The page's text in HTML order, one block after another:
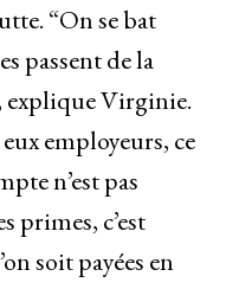
“On se bat
passent de la
explique Virginie.
employeurs, ce
n’est pas
primes, c’est
soit payées en